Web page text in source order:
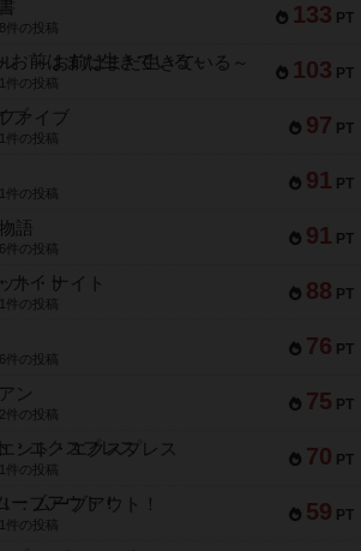
133 PT
8件の投稿
103 PT
～お前はまだ生きている～
1件の投稿
97 PT
ァイブ
1件の投稿
91 PT
1件の投稿
91 PT
語
6件の投稿
88 PT
ト・ナイト
1件の投稿
76 PT
6件の投稿
75 PT
ン
2件の投稿
70 PT
ント・エクスプレス
1件の投稿
59 PT
：ムーブアウト！
1件の投稿